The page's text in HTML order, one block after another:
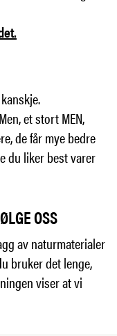
et stort MEN,
de får mye bedre
du liker best varer
OSS
av naturmaterialer
bruker det lenge,
viser at vi